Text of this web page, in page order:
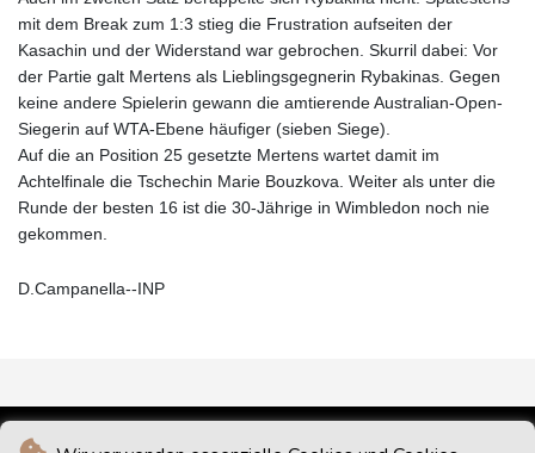
mit dem Break zum 1:3 stieg die Frustration aufseiten der
Kasachin und der Widerstand war gebrochen. Skurril dabei: Vor
der Partie galt Mertens als Lieblingsgegnerin Rybakinas. Gegen
keine andere Spielerin gewann die amtierende Australian-Open-
Siegerin auf WTA-Ebene häufiger (sieben Siege).
Auf die an Position 25 gesetzte Mertens wartet damit im
Achtelfinale die Tschechin Marie Bouzkova. Weiter als unter die
Runde der besten 16 ist die 30-Jährige in Wimbledon noch nie
gekommen.
D.Campanella--INP